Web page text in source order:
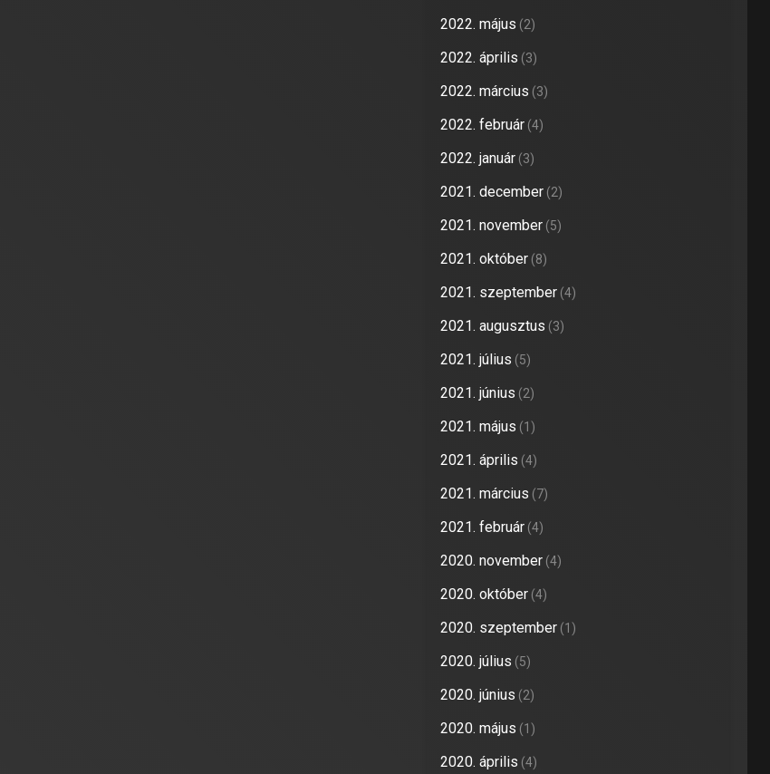
2022. május (2)
2022. április (3)
2022. március (3)
2022. február(4)
2022. január(3)
2021. december(2)
2021. november(5)
2021. október(8)
2021. szeptember(4)
2021. augusztus (3)
2021. július (5)
2021. június (2)
2021. május (1)
2021. április (4)
2021. március (7)
2021. február(4)
2020. november(4)
2020. október(4)
2020. szeptember(1)
2020. július (5)
2020. június (2)
2020. május (1)
2020. április (4)